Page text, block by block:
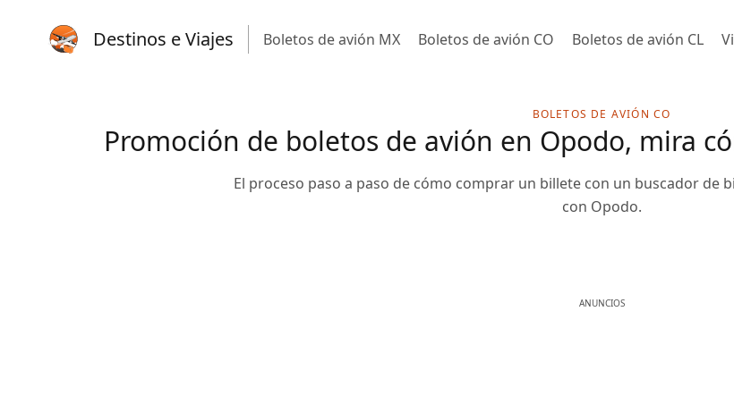
Destinos e Viajes Boletos de avión MX Boletos de avión CO Boletos de avión CL
BOLETOS DE AVIÓN CO
Promoción de boletos de avión en Opodo, mira
El proceso paso a paso de cómo comprar un billete con un buscador de
con Opodo.
ANUNCIOS